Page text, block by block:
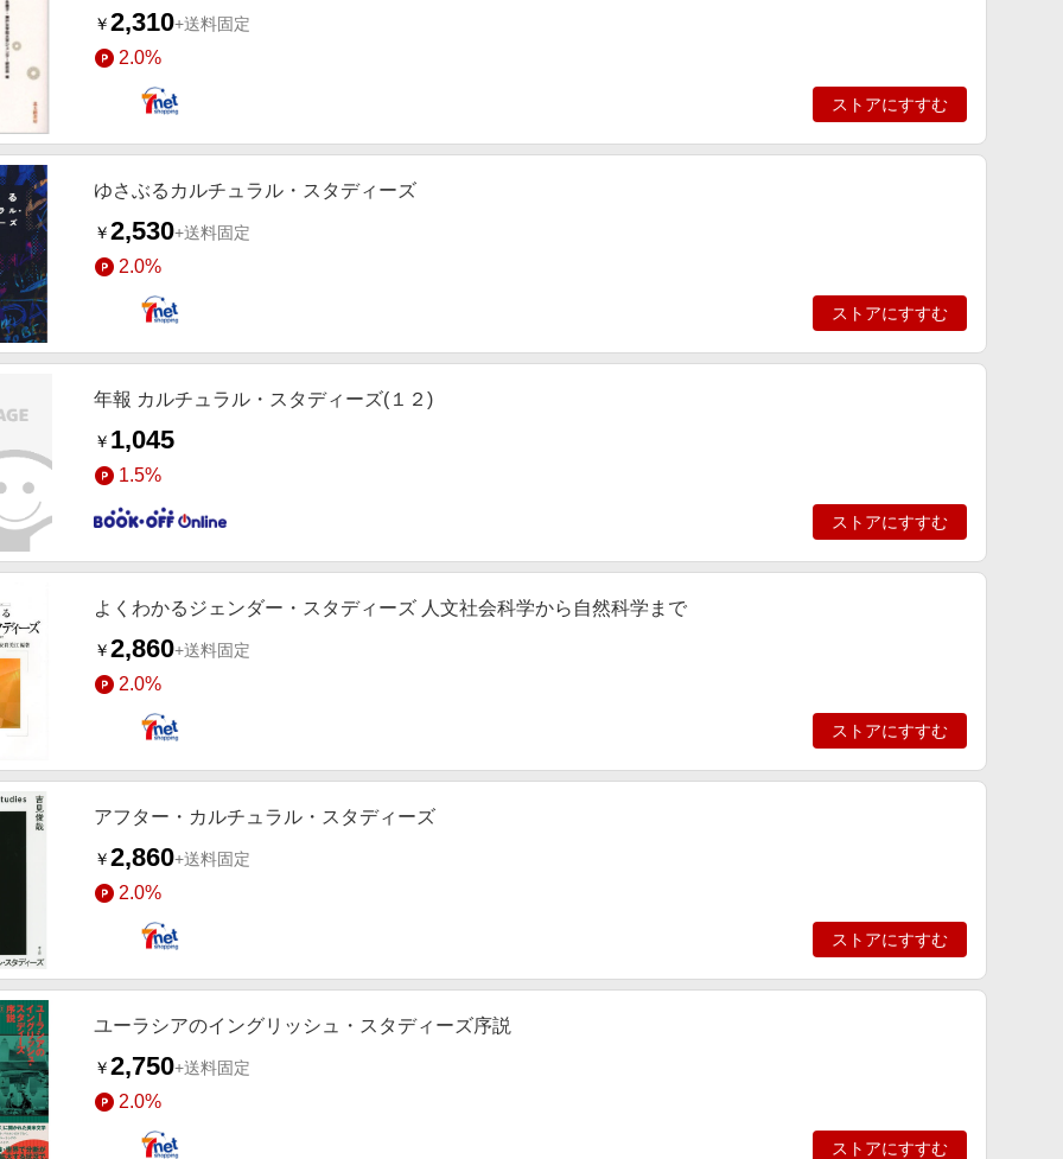
￥2,310+送料固定
2.0%
ストアにすすむ
ゆさぶるカルチュラル・スタディーズ
￥2,530+送料固定
2.0%
ストアにすすむ
年報 カルチュラル・スタディーズ(１２)
￥ 1,045
1.5%
ストアにすすむ
よくわかるジェンダー・スタディーズ 人文社会科学から自然科学まで
￥2,860+送料固定
2.0%
ストアにすすむ
アフター・カルチュラル・スタディーズ
￥2,860+送料固定
2.0%
ストアにすすむ
ユーラシアのイングリッシュ・スタディーズ序説
￥2,750+送料固定
2.0%
ストアにすすむ